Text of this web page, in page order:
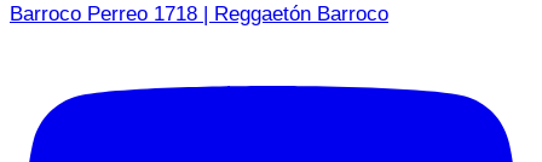
Barroco Perreo 1718 | Reggaetón Barroco